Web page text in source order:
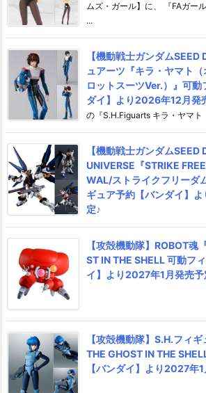
ムズ・ガール】に、 『FAガー
...
【機動戦士ガンダム
ュアーツ『キラ・ヤマト
ロットスーツVer.）』可
ダイ】より2026年12月発
の『S.H.Figuarts キラ・ヤマト
【機動戦士ガンダム
UNIVERSE『STRIKE
WAL/ストライクフリーダ
ギュア予約【バンダイ】
定♪
【攻殻機動隊】ROBOT魂
ST IN THE SHELL 可動フ
イ】より2027年1月発売予
【攻殻機動隊】S.H.フィ
THE GHOST IN THE
【バンダイ】より2027年